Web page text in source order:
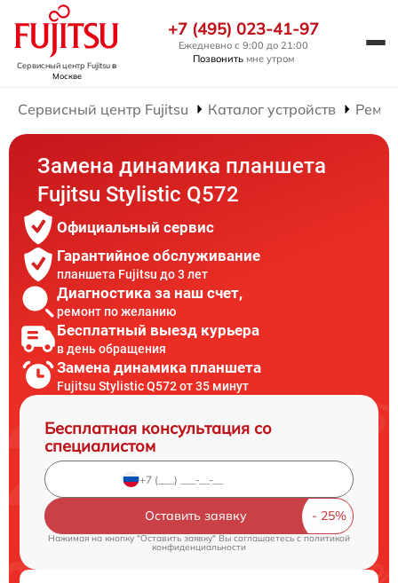
Сервисный центр Fujitsuв
Москве
+7 (495) 023-41-97
Ежедневно с 9:00 до 21:00
Позвонить мне утром
Сервисный центр Fujitsu Каталог устройств
Замена динамика планшета
Fujitsu Stylistic Q572
Официальный сервис
Гарантийное обслуживание
планшета Fujitsu до 3 лет
Диагностика за наш счет,
ремонт по желанию
Бесплатный выезд курьера
в день обращения
Замена динамика планшета
Fujitsu Stylistic Q572 от 35 минут
Бесплатная консультация со
специалистом
Оставить заявку
Нажимая на кнопку "Оставить заявку" Вы соглашаетесь cполитикой
конфиденциальности